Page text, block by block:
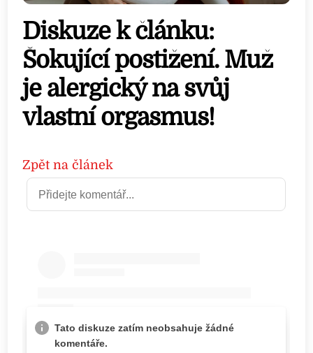
Diskuze k článku:
Šokující postižení. Muž
je alergický na svůj
vlastní orgasmus!
Zpět na článek